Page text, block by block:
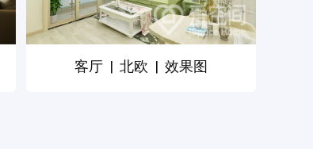
客厅| 北欧 | 效果图